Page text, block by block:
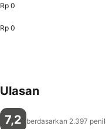
Rp 0
Rp 0
Ulasan
7,2 berdasarkan 2.397